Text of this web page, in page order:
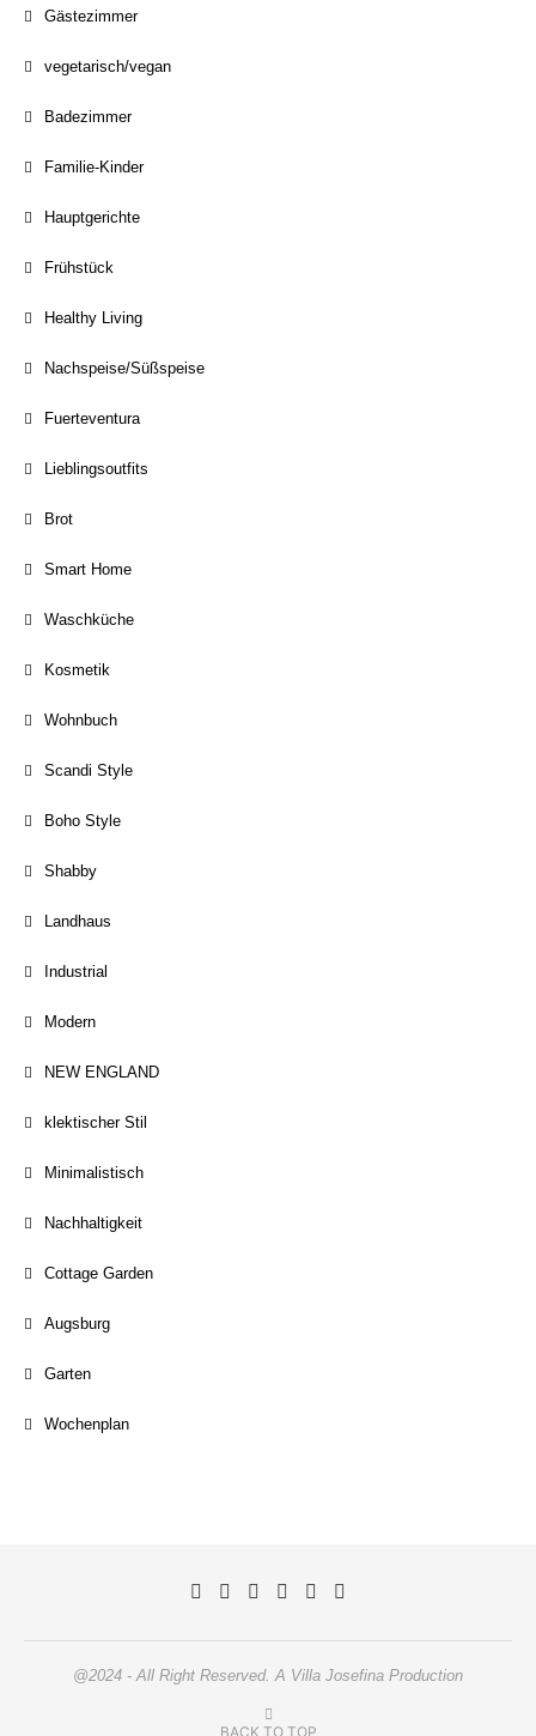
Gästezimmer
vegetarisch/vegan
Badezimmer
Familie-Kinder
Hauptgerichte
Frühstück
Healthy Living
Nachspeise/Süßspeise
Fuerteventura
Lieblingsoutfits
Brot
Smart Home
Waschküche
Kosmetik
Wohnbuch
Scandi Style
Boho Style
Shabby
Landhaus
Industrial
Modern
NEW ENGLAND
klektischer Stil
Minimalistisch
Nachhaltigkeit
Cottage Garden
Augsburg
Garten
Wochenplan
@2024 - All Right Reserved. A Villa Josefina Production
BACK TO TOP